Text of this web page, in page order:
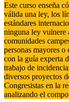
Este curso enseña
válida una ley, los
estándares
ninguna ley vulnere
comunidades
personas mayores o
con la guía experta
trabajo de
diversos proyectos
Congresistas en la
analizando el